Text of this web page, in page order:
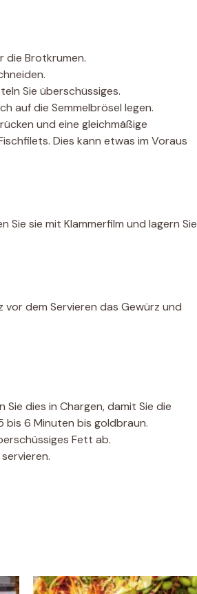
die Brotkrumen.
Sie überschüssiges.
auf die Semmelbrösel legen.
und eine gleichmäßige
Dies kann etwas im Voraus
Sie sie mit Klammerfilm und lagern Sie
vor dem Servieren das Gewürz und
dies in Chargen, damit Sie die
bis 6 Minuten bis goldbraun.
Fett ab.